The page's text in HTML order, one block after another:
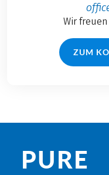
Wir
ZUM
PURE